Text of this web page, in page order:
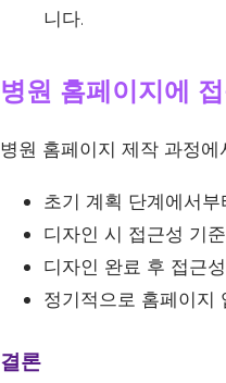
니다.
병원 홈페이지에
병원 홈페이지 제작 과정
초기 계획 단계에서
디자인 시 접근성 기
디자인 완료 후 접근
정기적으로 홈페이지
결론